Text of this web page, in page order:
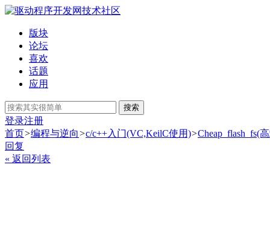
版块
论坛
喜欢
话题
应用
搜索
登录注册
首页>编程与逆向>c/c++入门(VC,KeilC使用)>Cheap_flash_fs(
回复
« 返回列表